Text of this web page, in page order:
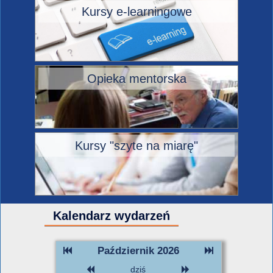
Kursy e-learningowe
Opieka mentorska
Kursy "szyte na miarę"
Kalendarz wydarzeń
Październik 2026
dziś